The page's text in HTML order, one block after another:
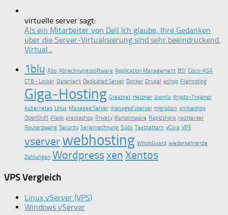
virtuelle server sagt:
Als ein Mitarbeiter von Dell Ich glaube, Ihre Gedanken
über die Server-Virtualisierung sind sehr beeindruckend.
Virtual...
1blu Abo Abrechnungssoftware Application Management BSI Cisco-ASA
CTB - Locker Datenleck Dedicated Server Docker Drupal eshop Filehosting
Giga-Hosting Greatnet Hetzner Joomla Krypto-Trojaner
Kubernetes Linux Managed Server managed vserver migration onlineshop
OpenShift Plesk prestashop Privacy Ransomware Rapidshare rootserver
Routerzwang Security Serienrechnung Sudo Textpattern vCore VPS
vserverwebhosting WhoisGuard wiederkehrende
Zahlungen WordpressxenXentos
VPS Vergleich
Linux vServer (VPS)
Windows vServer